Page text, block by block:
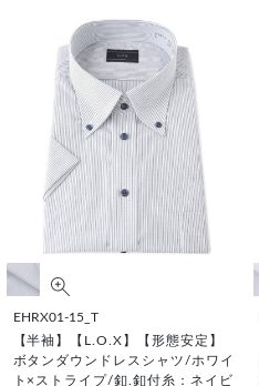
EHRX01-15_T
【半袖】【L.O.X】【形態安定】
ボタンダウンドレスシャツ/ホワイ
ト×ストライプ/釦.釦付糸：ネイビ